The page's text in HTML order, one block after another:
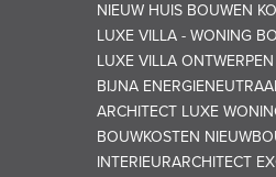
NIEUW HUIS BOUWEN
LUXE VILLA - WONING
LUXE VILLA ONTWERPEN
BIJNA
ARCHITECT LUXE
BOUWKOSTEN
INTERIEURARCHITECT